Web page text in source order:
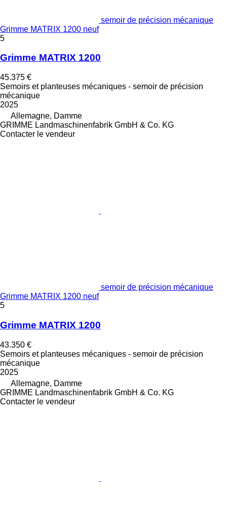
semoir de précision mécanique
Grimme MATRIX 1200 neuf
5
Grimme MATRIX 1200
45.375 €
Semoirs et planteuses mécaniques - semoir de précision
mécanique
2025
Allemagne, Damme
GRIMME Landmaschinenfabrik GmbH & Co. KG
Contacter le vendeur
semoir de précision mécanique
Grimme MATRIX 1200 neuf
5
Grimme MATRIX 1200
43.350 €
Semoirs et planteuses mécaniques - semoir de précision
mécanique
2025
Allemagne, Damme
GRIMME Landmaschinenfabrik GmbH & Co. KG
Contacter le vendeur